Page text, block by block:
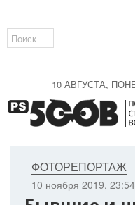
10 АВГУСТА,
10 ноября 2019, 23:54
ФОТОРЕПОРТАЖ